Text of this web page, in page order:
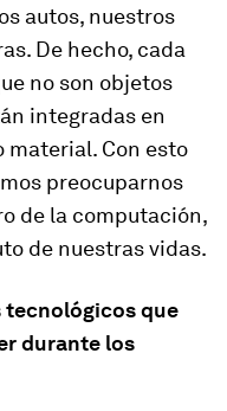
autos, nuestros
De hecho, cada
no son objetos
integradas en
Con esto
preocuparnos
de la computación,
de nuestras vidas.
tecnológicos que
durante los